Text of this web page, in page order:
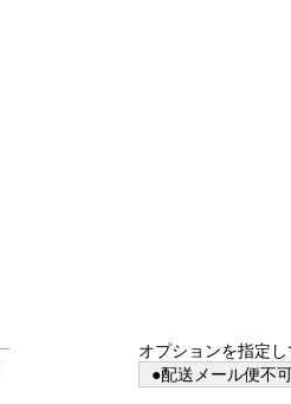
オプションを指定
●配送メール便不